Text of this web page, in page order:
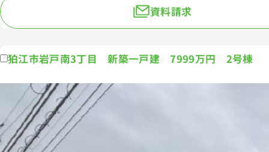
資料請求
狛江市岩戸南3丁目 新築一戸建 7999万円 2号棟